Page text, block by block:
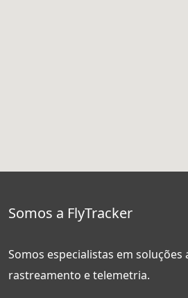
Somos a FlyTracker
Somos especialistas em soluções
rastreamento e telemetria.